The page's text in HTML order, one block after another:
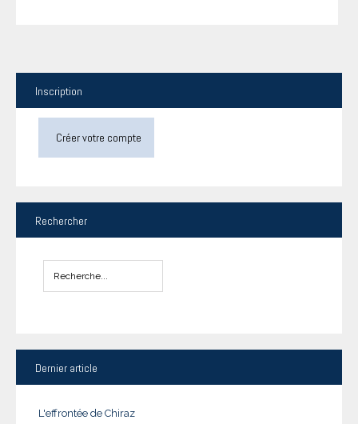
Inscription
Créer votre compte
Rechercher
Dernier article
L'effrontée de Chiraz